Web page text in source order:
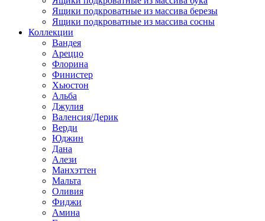
Ящики подкроватные из массива березы
Ящики подкроватные из массива сосны
Коллекции
Вандея
Ареццо
Флорина
Финистер
Хьюстон
Альба
Джулия
Валенсия/Дерик
Верди
Юджин
Дана
Алези
Манхэттен
Мальта
Оливия
Фиджи
Амина